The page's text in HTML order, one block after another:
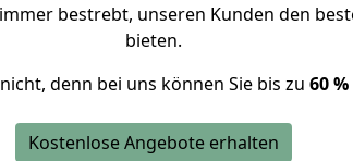
bestrebt, unseren Kunden den
bieten.
denn bei uns können Sie bis zu 60
Kostenlose Angebote erhalten